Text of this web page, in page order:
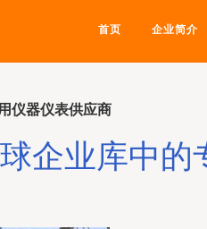
首页 企业简介
仪器仪表供应商
企业库中的